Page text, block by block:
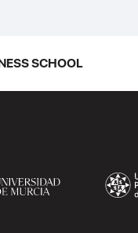
SCHOOL